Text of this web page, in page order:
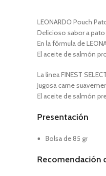
LEONARDO Pouch
Delicioso sabor a
En la fórmula de
El aceite de salmón
La linea FINEST
Jugosa carne
El aceite de salmón
Presentación
Bolsa de 85 gr
Recomendación